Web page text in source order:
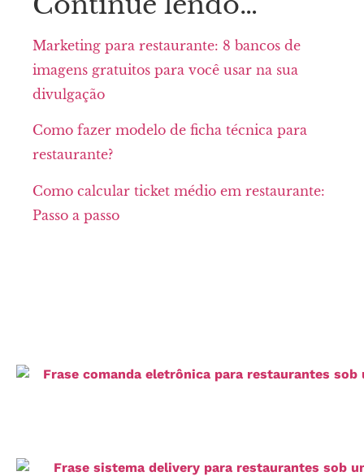
Marketing para restaurante: 8 bancos de
imagens gratuitos para você usar na sua
divulgação
Como fazer modelo de ficha técnica para
restaurante?
Como calcular ticket médio em restaurante:
Passo a passo